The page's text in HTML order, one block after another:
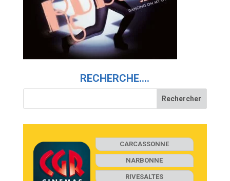
RECHERCHE….
CARCASSONNE
NARBONNE
RIVESALTES